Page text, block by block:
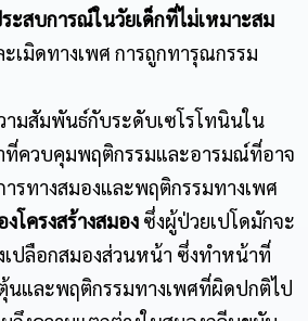
ะสบการณ์ในวัยเด็กที่ไม่เหมาะสม
ะเมิดทางเพศ การถูกทารุณกรรม
ามสัมพันธ์กับระดับเซโรโทนินใน
ที่ควบคุมพฤติกรรมและอารมณ์ที่อาจ
รทางสมองและพฤติกรรมทางเพศ
โครงสร้างสมอง ซึ่งผู้ป่วยเปโดมักจะ
เปลือกสมองส่วนหน้า ซึ่งทำหน้าที่
นและพฤติกรรมทางเพศที่ผิดปกติไป